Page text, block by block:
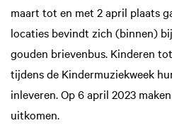
maart tot en met 2 april plaats
locaties bevindt zich (binnen)
gouden brievenbus. Kinderen
tijdens de Kindermuziekweek
inleveren. Op 6 april 2023
uitkomen.